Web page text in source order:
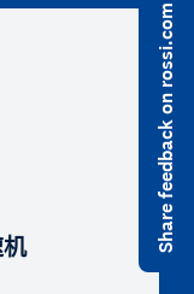
案。
机 Share feedback on rossi.com